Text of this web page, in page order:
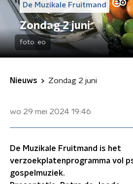
De Muzikale Fruitmand
Zondag 2 juni
foto: eo
Nieuws Zondag 2 juni
wo 29 mei 2024 19:46
De Muzikale Fruitmand is het
verzoekplatenprogramma vol
gospelmuziek.